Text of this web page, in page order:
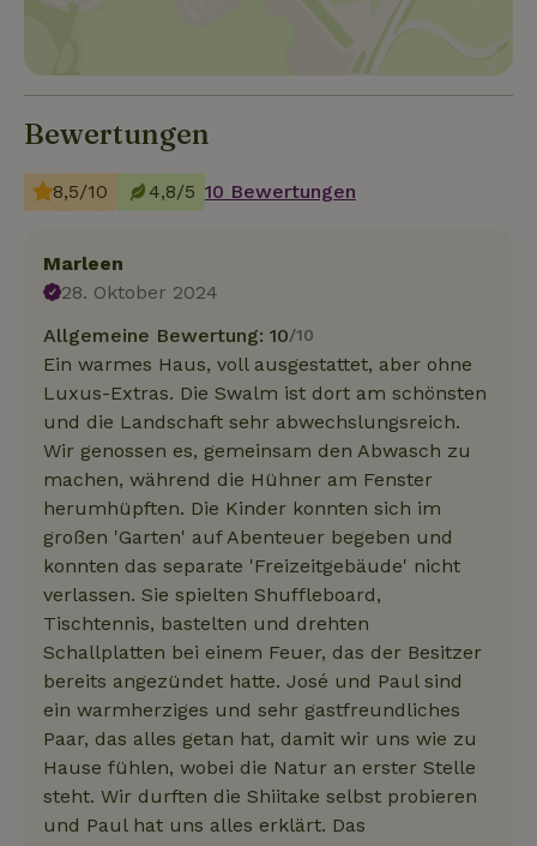
Bewertungen
8,5/10 4,8/5 10 Bewertungen
Marleen
28. Oktober 2024
Allgemeine Bewertung: 10/10
Ein warmes Haus, voll ausgestattet, aber ohne
Luxus-Extras. Die Swalm ist dort am schönsten
und die Landschaft sehr abwechslungsreich.
Wir genossen es, gemeinsam den Abwasch zu
machen, während die Hühner am Fenster
herumhüpften. Die Kinder konnten sich im
großen 'Garten' auf Abenteuer begeben und
konnten das separate 'Freizeitgebäude' nicht
verlassen. Sie spielten Shuffleboard,
Tischtennis, bastelten und drehten
Schallplatten bei einem Feuer, das der Besitzer
bereits angezündet hatte. José und Paul sind
ein warmherziges und sehr gastfreundliches
Paar, das alles getan hat, damit wir uns wie zu
Hause fühlen, wobei die Natur an erster Stelle
steht. Wir durften die Shiitake selbst probieren
und Paul hat uns alles erklärt. Das